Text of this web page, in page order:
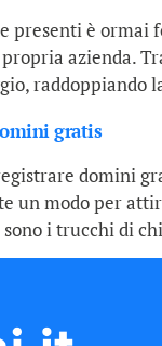
presenti è ormai
propria azienda.
raddoppiando
gratis
domini
un modo per
i trucchi di